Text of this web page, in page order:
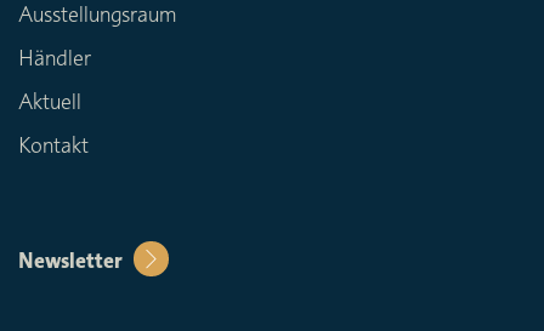
Ausstellungsraum
Händler
Aktuell
Kontakt
Newsletter